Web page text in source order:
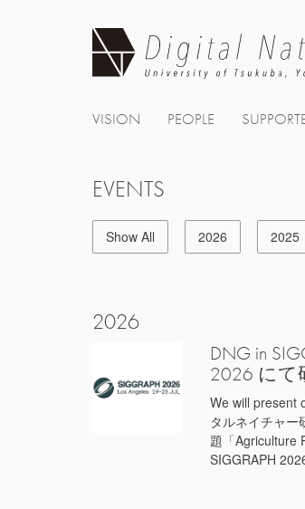
VISION PEOPLE
EVENTS
Show All 2026 2025
2026
DNG in
2026 にて
We will present
タルネイチャ
題「Agriculture
SIGGRAPH